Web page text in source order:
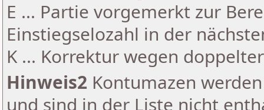
E ... Partie vorgemerkt zur
Einstiegselozahl in der
K ... Korrektur wegen
Hinweis2 Kontumazen
und sind in der Liste nicht